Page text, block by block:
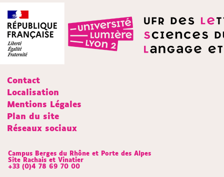
Contact
Localisation
Mentions Légales
Plan du site
Réseaux sociaux
Campus Berges du Rhône et Porte des Alpes
Site Rachais et Vinatier
+33 (0)4 78 69 70 00